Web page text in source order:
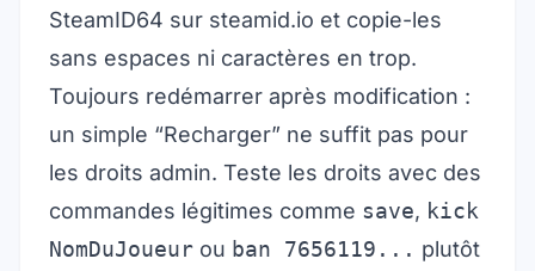
SteamID64 sur steamid.io et copie-les
sans espaces ni caractères en trop.
Toujours redémarrer après modification :
un simple “Recharger” ne suffit pas pour
les droits admin. Teste les droits avec des
commandes légitimes comme save, kick
NomDuJoueur ou ban 7656119... plutôt